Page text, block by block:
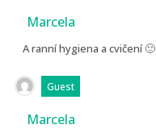
Marcela
A ranní hygiena a cvičení 🙂
Guest
Marcela